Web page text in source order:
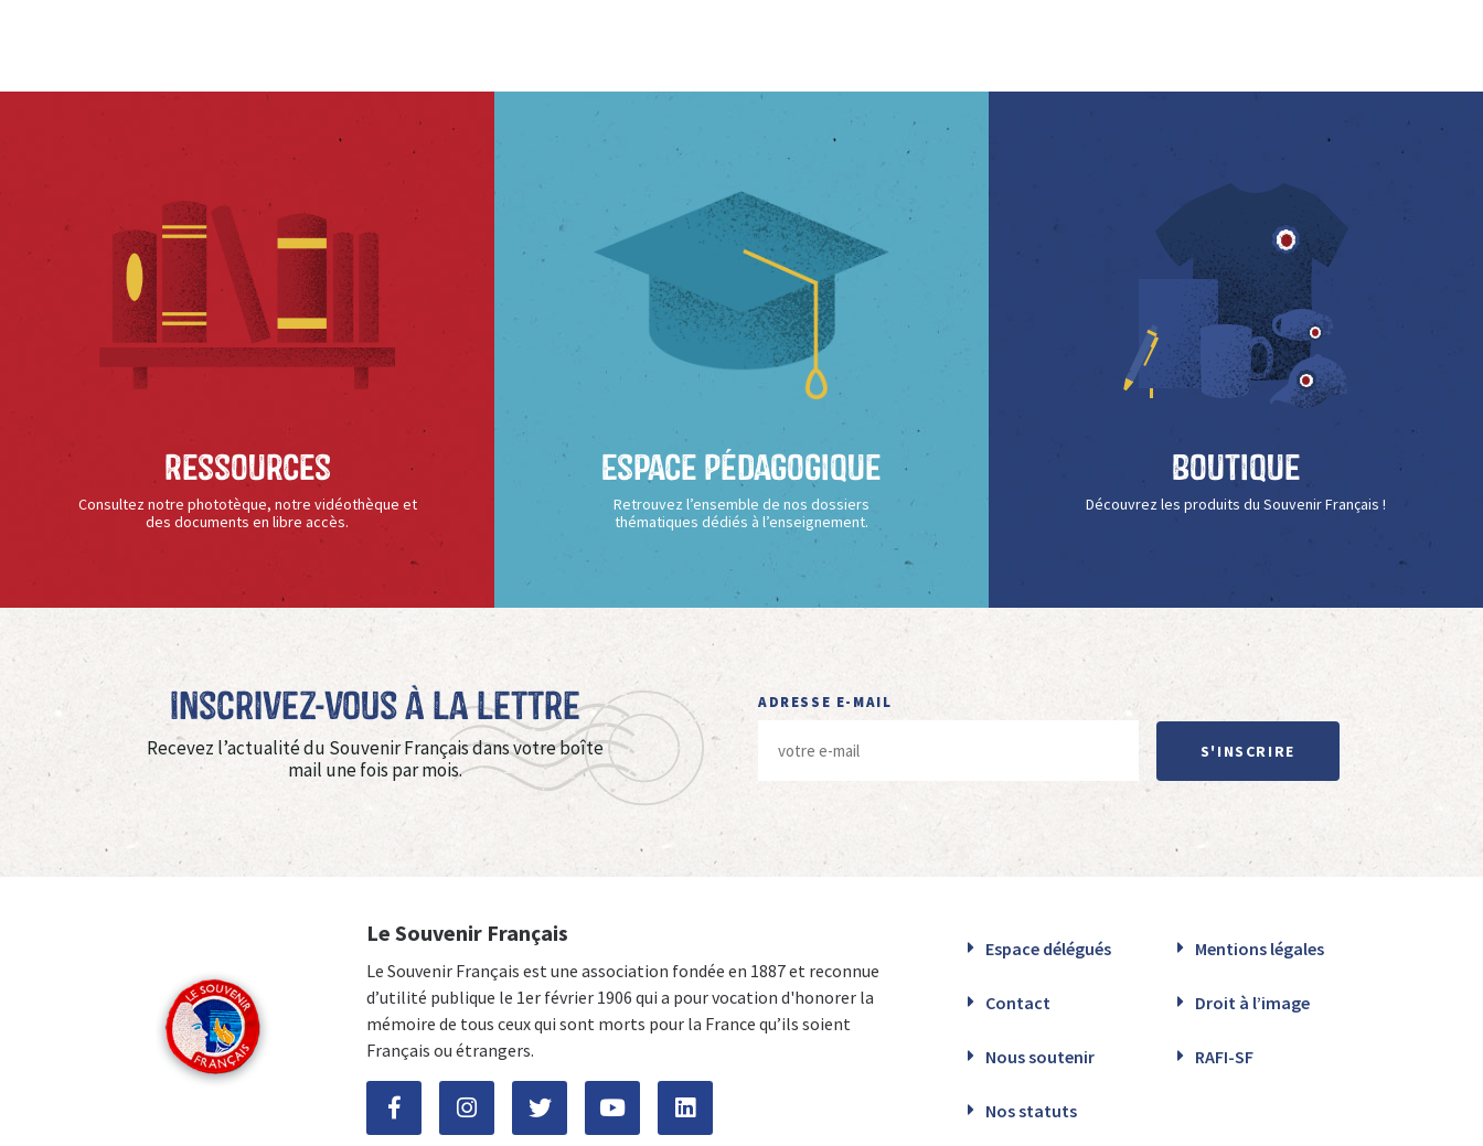
Ressources
Consultez notre phototèque, notre vidéothèque et
des documents en libre accès.
Espace Pédagogique
Retrouvez l’ensemble de nos dossiers
thématiques dédiés à l’enseignement.
Boutique
Découvrez les produits du Souvenir Français !
Inscrivez-vous à La Lettre
Recevez l’actualité du Souvenir Français dans votre boîte
mail une fois par mois.
ADRESSE E-MAIL
S'INSCRIRE
Le Souvenir Français
Le Souvenir Français est une association fondée en 1887 et reconnue
d’utilité publique le 1er février 1906 qui a pour vocation d'honorer la
mémoire de tous ceux qui sont morts pour la France qu’ils soient
Français ou étrangers.
Espace délégués Mentions légales
Contact Droit à l’image
Nous soutenir RAFI-SF
Nos statuts